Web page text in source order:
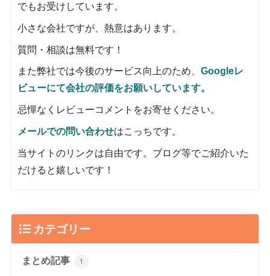
でもお受けしています。
小さな会社ですが、熱意はあります。
質問・相談は無料です！
また弊社では今後のサービス向上のため、 Googleレ
ビューにて会社の評価をお願いしています。
忌憚なくレビューコメントをお寄せください。
メールでの問い合わせはこっちです。
当サイトのリンクは自由です。ブログ等でご紹介いた
だけると嬉しいです！
カテゴリー
まとめ記事 1